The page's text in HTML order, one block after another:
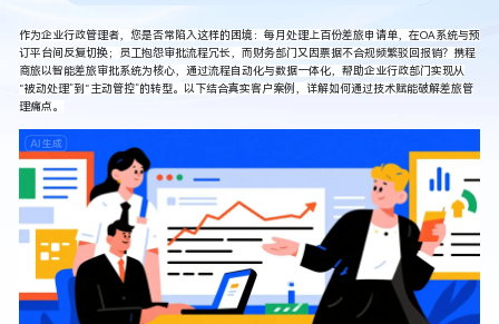
作为企业行政管理者，您是否常陷入这样的困境：每月处理上百份差旅申请单，在OA系统与预
订平台间反复切换；员工抱怨审批流程冗长，而财务部门又因票据不合规频繁驳回报销？ 携程
商旅以智能差旅审批系统为核心，通过流程自动化与数据一体化，帮助企业行政部门实现从
“被动处理”到“主动管控”的转型。以下结合真实客户案例，详解如何通过技术赋能破解差旅管
理痛点。